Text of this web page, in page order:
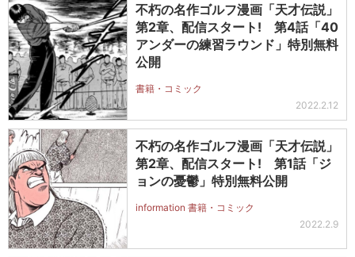
不朽の名作ゴルフ漫画「天才伝説」
第2章、配信スタート! 第4話「40
アンダーの練習ラウンド」特別無料
公開
書籍・コミック
2022.2.12
不朽の名作ゴルフ漫画「天才伝説」
第2章、配信スタート! 第1話「ジ
ョンの憂鬱」特別無料公開
information 書籍・コミック
2022.2.9